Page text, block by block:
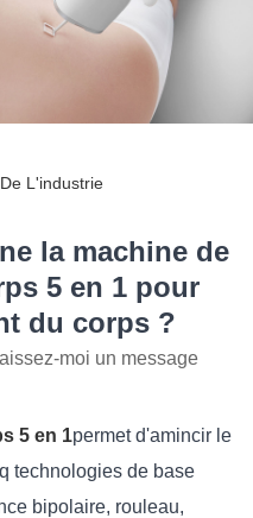
L'industrie
la machine de
5 en 1 pour
du corps ?
moi un message
5 en 1permet d'amincir le
technologies de base
bipolaire, rouleau,